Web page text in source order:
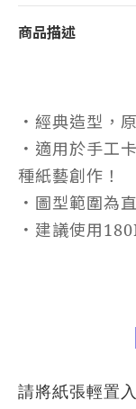
商品描述
． 經典造型，
． 適用於手工
種紙藝創作！
． 圖型範圍為
． 建議使用
請將紙張輕置